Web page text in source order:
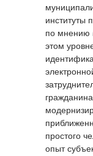
институты
по мнению
этом
простого
опыт